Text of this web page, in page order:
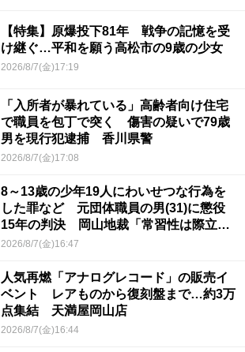
【特集】原爆投下81年 戦争の記憶を受
け継ぐ…平和を願う高松市の9歳の少女
2026/8/7(金)17:19
「入所者が暴れている」高齢者向け住宅
で職員を包丁で突く 傷害の疑いで79歳
男を現行犯逮捕 香川県警
2026/8/7(金)17:08
8～13歳の少年19人にわいせつな行為を
した罪など 元団体職員の男(31)に懲役
15年の判決 岡山地裁「常習性は際立っ
ていて被害結果も非常に重い」
2026/8/7(金)16:47
人気再燃「アナログレコード」の販売イ
ベント レアものから復刻盤まで…約3万
点集結 天満屋岡山店
2026/8/7(金)16:44